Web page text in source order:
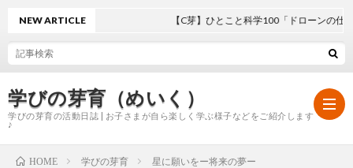
学びの芽育（めいく）
学びの芽育の活動日誌 | お子さまが自ら楽しく学ぶ様子などをご紹介します
♪
NEW ARTICLE 【C芽】ひとこと科学100「ドローンの仕組み
HOME 学びの芽育 星に願いをー将来の夢ー